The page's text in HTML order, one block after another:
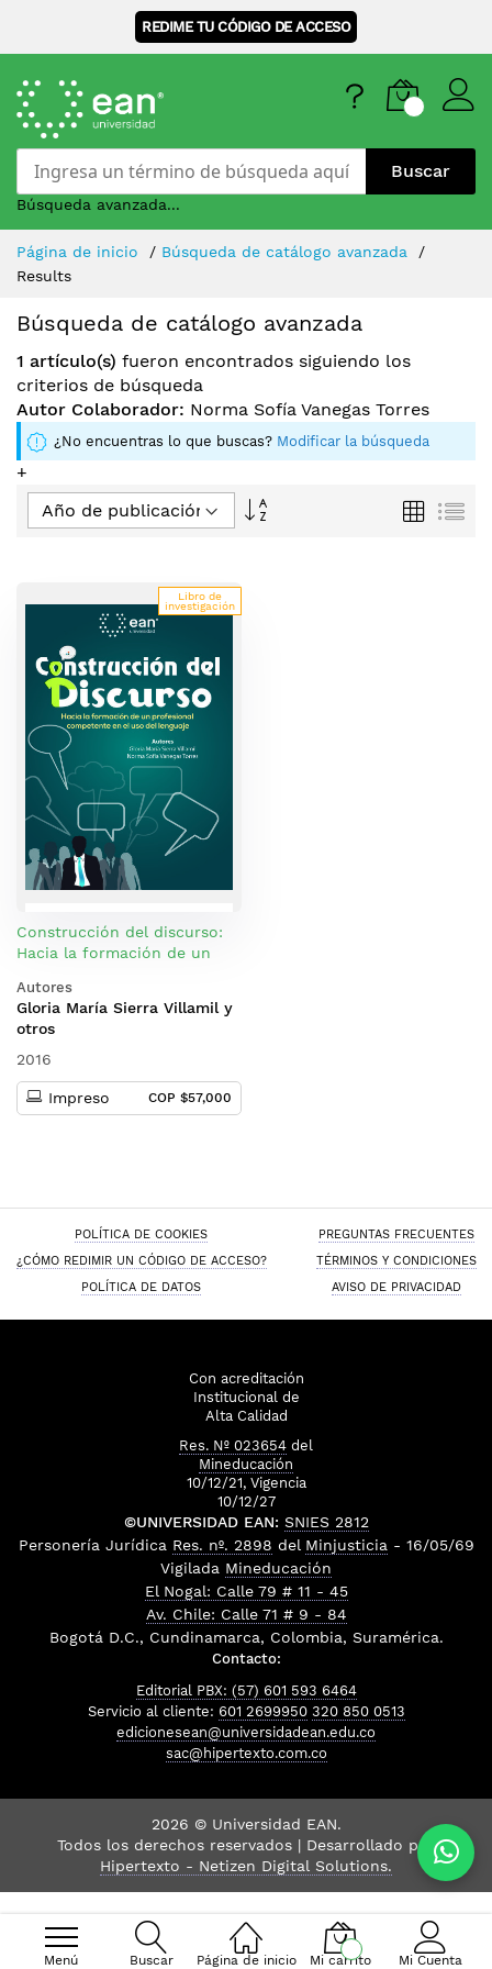
REDIME TU CÓDIGO DE ACCESO
Buscar
Búsqueda avanzada...
Menú Buscar Página de inicio Mi carrito Mi Cuenta
Skip
Content
Página de inicio
Búsqueda de catálogo avanzada
Results
Búsqueda de catálogo avanzada
1 artículo(s) fueron encontrados siguiendo los
criterios de búsqueda
Autor Colaborador: Norma Sofía Vanegas Torres
¿No encuentras lo que buscas? Modificar la búsqueda
+
Fijar
Parrilla
Libro de
investigación
Construcción del discurso:
Hacia la formación de un
el uso del lenguaje
Autores
Gloria María Sierra Villamil y
otros
2016
Impreso COP $57,000
POLÍTICA DE COOKIES
PREGUNTAS FRECUENTES
¿CÓMO REDIMIR UN CÓDIGO DE ACCESO?
TÉRMINOS Y CONDICIONES
POLÍTICA DE DATOS
AVISO DE PRIVACIDAD
Con acreditación
Institucional de
Alta Calidad
Res. Nº 023654 del
Mineducación
10/12/21, Vigencia
10/12/27
©UNIVERSIDAD EAN: SNIES 2812
Personería Jurídica Res. nº. 2898 del Minjusticia - 16/05/69
Vigilada Mineducación
El Nogal: Calle 79 # 11 - 45
Av. Chile: Calle 71 # 9 - 84
Bogotá D.C., Cundinamarca, Colombia, Suramérica.
Contacto:
Editorial PBX: (57) 601 593 6464
Servicio al cliente: 601 2699950 320 850 0513
edicionesean@universidadean.edu.co
sac@hipertexto.com.co
2026 © Universidad EAN.
Todos los derechos reservados | Desarrollado por
Hipertexto - Netizen Digital Solutions.